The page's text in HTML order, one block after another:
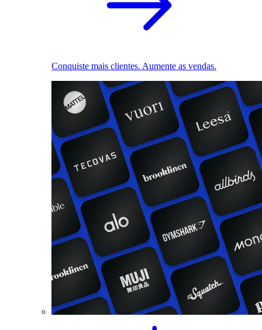
Conquiste mais clientes. Aumente as vendas.